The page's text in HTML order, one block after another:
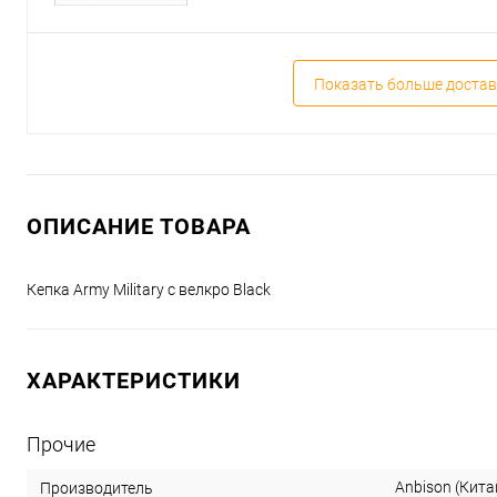
Показать больше
ОПИСАНИЕ ТОВАРА
Кепка Army Military с велкро Black
ХАРАКТЕРИСТИКИ
Прочие
Производитель Anbison